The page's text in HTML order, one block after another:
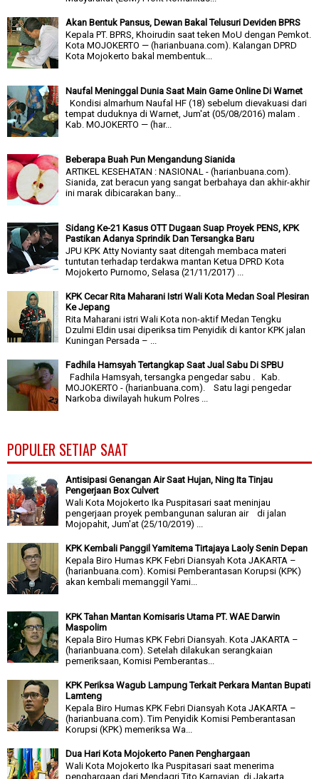
Akan Bentuk Pansus, Dewan Bakal Telusuri Deviden BPRS
Kepala PT. BPRS, Khoirudin saat teken MoU dengan Pemkot.
Kota MOJOKERTO — (harianbuana.com). Kalangan DPRD
Kota Mojokerto bakal membentuk...
Naufal Meninggal Dunia Saat Main Game Online Di Warnet
Kondisi almarhum Naufal HF (18) sebelum dievakuasi dari
tempat duduknya di Warnet, Jum'at (05/08/2016) malam .
Kab. MOJOKERTO — (har...
Beberapa Buah Pun Mengandung Sianida
ARTIKEL KESEHATAN : NASIONAL - (harianbuana.com).
Sianida, zat beracun yang sangat berbahaya dan akhir-akhir
ini marak dibicarakan bany...
Sidang Ke-21 Kasus OTT Dugaan Suap Proyek PENS, KPK
Pastikan Adanya Sprindik Dan Tersangka Baru
JPU KPK Atty Novianty saat ditengah membaca materi
tuntutan terhadap terdakwa mantan Ketua DPRD Kota
Mojokerto Purnomo, Selasa (21/11/2017) ...
KPK Cecar Rita Maharani Istri Wali Kota Medan Soal Plesiran
Ke Jepang
Rita Maharani istri Wali Kota non-aktif Medan Tengku
Dzulmi Eldin usai diperiksa tim Penyidik di kantor KPK jalan
Kuningan Persada – ...
Fadhila Hamsyah Tertangkap Saat Jual Sabu Di SPBU
Fadhila Hamsyah, tersangka pengedar sabu . Kab.
MOJOKERTO - (harianbuana.com). Satu lagi pengedar
Narkoba diwilayah hukum Polres ...
POPULER SETIAP SAAT
Antisipasi Genangan Air Saat Hujan, Ning Ita Tinjau
Pengerjaan Box Culvert
Wali Kota Mojokerto Ika Puspitasari saat meninjau
pengerjaan proyek pembangunan saluran air di jalan
Mojopahit, Jum'at (25/10/2019) ...
KPK Kembali Panggil Yamitema Tirtajaya Laoly Senin Depan
Kepala Biro Humas KPK Febri Diansyah Kota JAKARTA –
(harianbuana.com). Komisi Pemberantasan Korupsi (KPK)
akan kembali memanggil Yami...
KPK Tahan Mantan Komisaris Utama PT. WAE Darwin
Maspolim
Kepala Biro Humas KPK Febri Diansyah. Kota JAKARTA –
(harianbuana.com). Setelah dilakukan serangkaian
pemeriksaan, Komisi Pemberantas...
KPK Periksa Wagub Lampung Terkait Perkara Mantan Bupati
Lamteng
Kepala Biro Humas KPK Febri Diansyah Kota JAKARTA –
(harianbuana.com). Tim Penyidik Komisi Pemberantasan
Korupsi (KPK) memeriksa Wa...
Dua Hari Kota Mojokerto Panen Penghargaan
Wali Kota Mojokerto Ika Puspitasari saat menerima
penghargaan dari Mendagri Tito Karnavian di Jakarta,